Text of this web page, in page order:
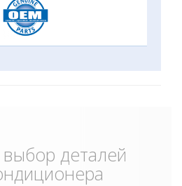
деталей